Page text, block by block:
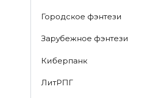
Городское фэнтези
Зарубежное фэнтези
Киберпанк
ЛитРПГ